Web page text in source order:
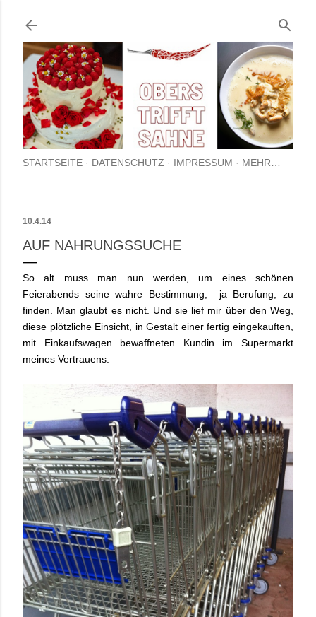
STARTSEITE DATENSCHUTZ IMPRESSUM MEHR…
10.4.14
AUF NAHRUNGSSUCHE
So alt muss man nun werden, um eines schönen
Feierabends seine wahre Bestimmung, ja Berufung, zu
finden. Man glaubt es nicht. Und sie lief mir über den Weg,
diese plötzliche Einsicht, in Gestalt einer fertig eingekauften,
mit Einkaufswagen bewaffneten Kundin im Supermarkt
meines Vertrauens.